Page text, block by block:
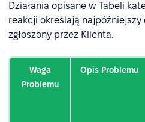
Działania opisane w Tabeli
reakcji określają najpóźniejszy
zgłoszony przez Klienta.
Waga
Problemu
Opis Problemu